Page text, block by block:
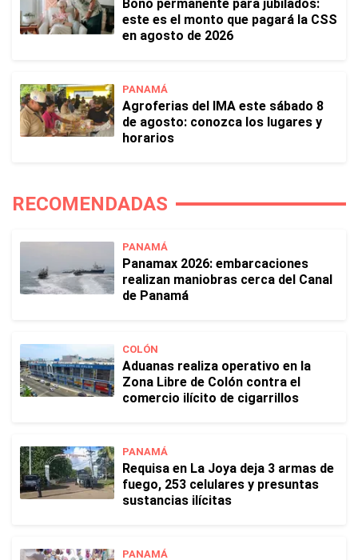
Bono permanente para jubilados:
este es el monto que pagará la CSS
en agosto de 2026
PANAMÁ
Agroferias del IMA este sábado 8
de agosto: conozca los lugares y
horarios
RECOMENDADAS
PANAMÁ
Panamax 2026: embarcaciones
realizan maniobras cerca del Canal
de Panamá
COLÓN
Aduanas realiza operativo en la
Zona Libre de Colón contra el
comercio ilícito de cigarrillos
PANAMÁ
Requisa en La Joya deja 3 armas de
fuego, 253 celulares y presuntas
sustancias ilícitas
PANAMÁ